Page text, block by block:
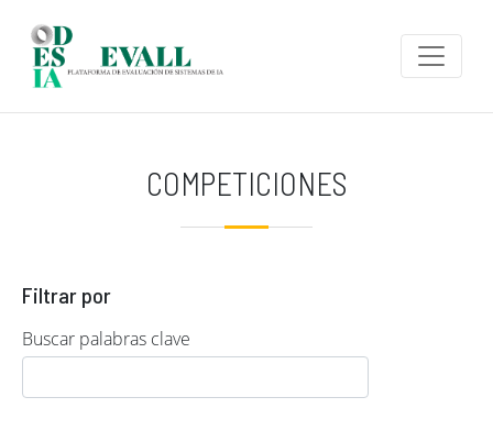
COMPETICIONES
Filtrar por
Buscar palabras clave